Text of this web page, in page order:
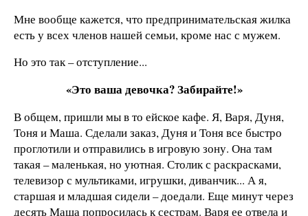
Мне вообще кажется, что предпринимательская жилка
есть у всех членов нашей семьи, кроме нас с мужем.
Но это так – отступление...
«Это ваша девочка? Забирайте!»
В общем, пришли мы в то ейское кафе. Я, Варя, Дуня,
Тоня и Маша. Сделали заказ, Дуня и Тоня все быстро
проглотили и отправились в игровую зону. Она там
такая – маленькая, но уютная. Столик с раскрасками,
телевизор с мультиками, игрушки, диванчик... А я,
старшая и младшая сидели – доедали. Еще минут через
десять Маша попросилась к сестрам. Варя ее отвела и